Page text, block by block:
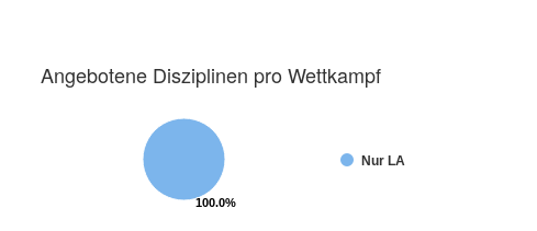
Angebotene Disziplinen pro Wettkampf
100.0%
100.0%
Nur LA